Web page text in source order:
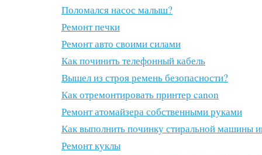
Поломался насос малыш?
Ремонт печки
Ремонт авто своими силами
Как починить телефонный кабель
Вышел из строя ремень безопасности?
Как отремонтировать принтер canon
Ремонт атомайзера собственными руками
Как выполнить починку стиральной машины
Ремонт куклы